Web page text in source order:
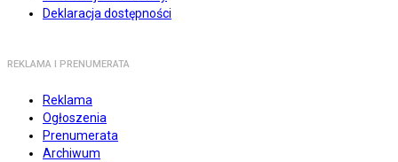
Deklaracja dostępności
REKLAMA I PRENUMERATA
Reklama
Ogłoszenia
Prenumerata
Archiwum